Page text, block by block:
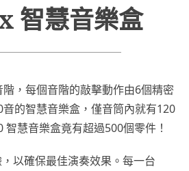
智慧音樂盒
，每個音階的敲擊動作由6個精密
的智慧音樂盒，僅音筒內就有120
慧音樂盒竟有超過500個零件！
以確保最佳演奏效果。每一台